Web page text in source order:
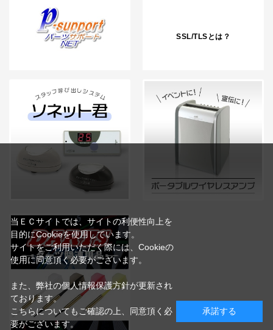
SSL/TLSとは？
当ＥＣサイトでは、サイトの利便性向上を
目的にCookieを使用しています。
サイトをご利用いただく際には、Cookieの
使用に同意頂く必要がございます。
また、弊社の個人情報保護方針が更新され
ております。
こちらについてもご確認の上、同意頂く必
要がございます。
承諾する